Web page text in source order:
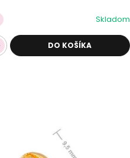
Skladom
DO KOŠÍKA